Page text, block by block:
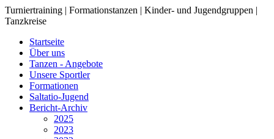
Turniertraining | Formationstanzen | Kinder- und Jugendgruppen |
Tanzkreise
Startseite
Über uns
Tanzen - Angebote
Unsere Sportler
Formationen
Saltatio-Jugend
Bericht-Archiv
2025
2023